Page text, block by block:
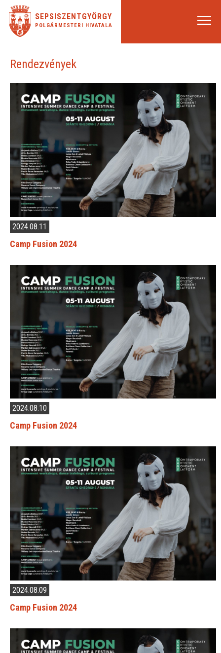
SEPSISZENTGYÖRGY
POLGÁRMESTERI HIVATALA
Rendezvények
2024.08.11
Camp Fusion 2024
2024.08.10
Camp Fusion 2024
2024.08.09
Camp Fusion 2024